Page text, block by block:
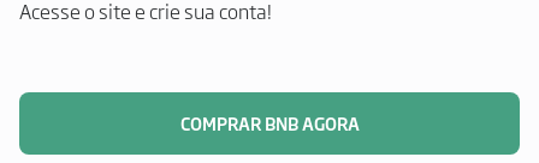
Acesse o site e crie sua conta!
COMPRAR BNB AGORA